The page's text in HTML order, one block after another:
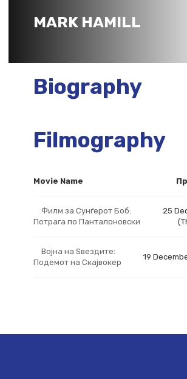
MARK HAMILL
Biography
Filmography
Movie Name
Филм за Сунѓерот Боб:
Потрага по Панталоновски
25
Војна на Ѕвездите:
Подемот на Скајвокер
19